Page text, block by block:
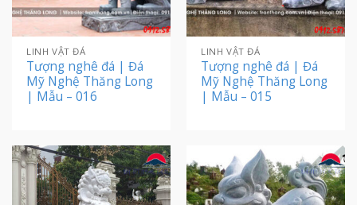
LINH VẬT ĐÁ
Tượng nghê đá | Đá
Mỹ Nghệ Thăng Long
| Mẫu – 016
LINH VẬT ĐÁ
Tượng nghê đá | Đá
Mỹ Nghệ Thăng Long
| Mẫu – 015